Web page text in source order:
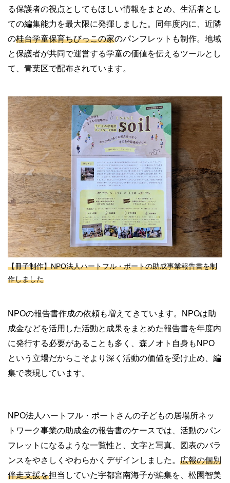
る保護者の視点としてもほしい情報をまとめ、生活者とし
ての編集能力を最大限に発揮しました。同年度内に、近隣
の桂台学童保育ちびっこの家のパンフレットも制作。地域
と保護者が共同で運営する学童の価値を伝えるツールとし
て、青葉区で配布されています。
【冊子制作】NPO法人ハートフル・ポートの助成事業報告書を制
作しました
NPOの報告書作成の依頼も増えてきています。NPOは助
成金などを活用した活動と成果をまとめた報告書を年度内
に発行する必要があることも多く、森ノオト自身もNPO
という立場だからこそより深く活動の価値を受け止め、編
集で表現しています。
NPO法人ハートフル・ポートさんの子どもの居場所ネッ
トワーク事業の助成金の報告書のケースでは、活動のパン
フレットになるような一覧性と、文字と写真、図表のバラ
ンスをやさしくやわらかくデザインしました。 広報の個別
伴走支援を担当していた宇都宮南海子が編集を、松園智美